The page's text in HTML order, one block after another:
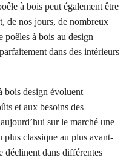
à bois peut également être
de nos jours, de nombreux
poêles à bois au design
dans des intérieurs
bois design évoluent
et aux besoins des
sur le marché une
plus classique au plus avant-
déclinent dans différentes